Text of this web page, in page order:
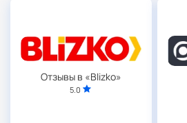
Отзывы в «Blizko»
5.0